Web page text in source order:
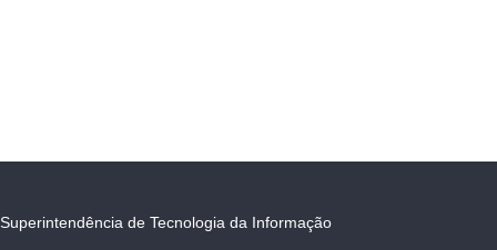
Superintendência de Tecnologia da Informação